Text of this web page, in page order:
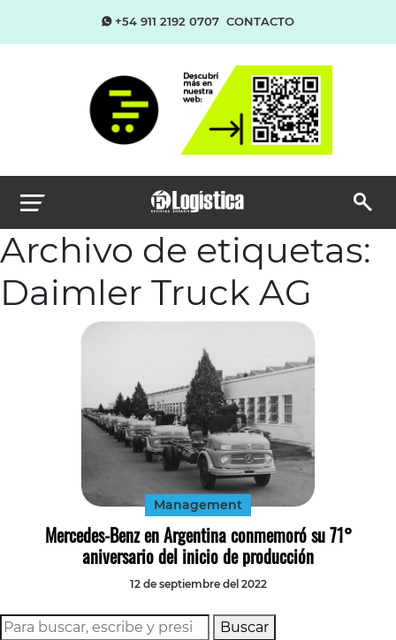
+54 911 2192 0707 CONTACTO
Archivo de etiquetas:
Daimler Truck AG
Management
Mercedes-Benz en Argentina conmemoró su 71°
aniversario del inicio de producción
12 de septiembre del 2022
Buscar